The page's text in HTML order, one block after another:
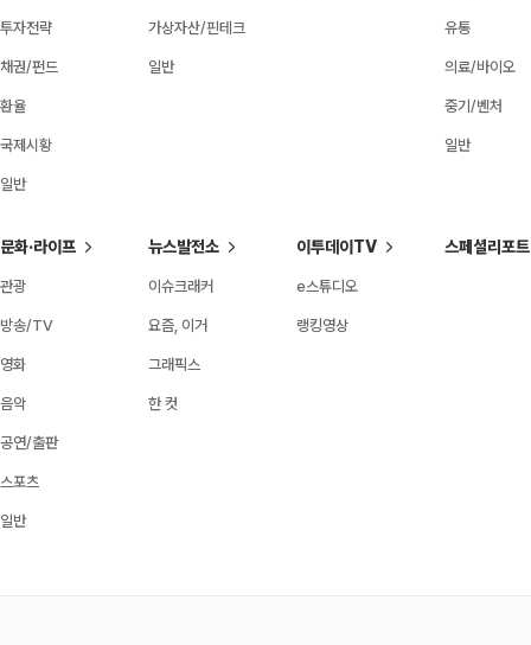
투자전략
채권/펀드
환율
국제시황
일반
가상자산/핀테크
일반
유통
의료/바이오
중기/벤처
일반
문화·라이프
관광
방송/TV
영화
음악
공연/출판
스포츠
일반
뉴스발전소
이슈크래커
요즘, 이거
그래픽스
한 컷
이투데이TV
e스튜디오
랭킹영상
스페셜리포트